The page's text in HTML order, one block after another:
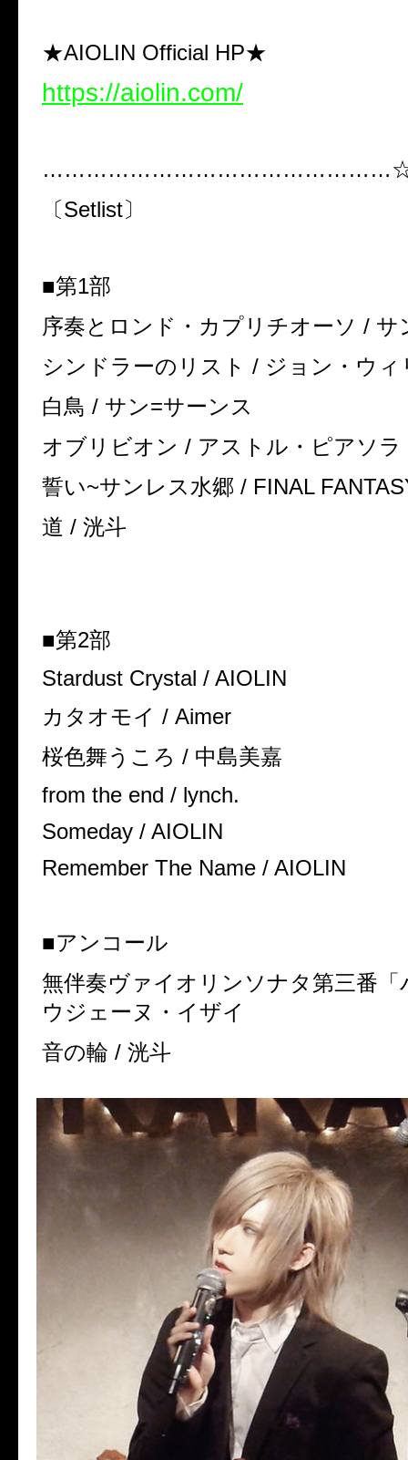
★AIOLIN Official HP★
https://aiolin.com/
〔Setlist〕
■第1部
序奏とロンド・カプリチオーソ / サ
シンドラーのリスト / ジョン・ウィ
白鳥 / サン=サーンス
オブリビオン / アストル・ピアソラ
誓い~サンレス水郷 / FINAL
道 / 洸斗
■第2部
Stardust Crystal / AIOLIN
カタオモイ / Aimer
桜色舞うころ / 中島美嘉
from the end / lynch.
Someday / AIOLIN
Remember The Name / AIOLIN
■アンコール
無伴奏ヴァイオリンソナタ第三番「
ウジェーヌ・イザイ
音の輪 / 洸斗